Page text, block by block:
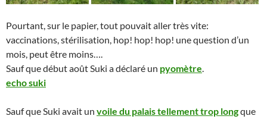
Pourtant, sur le papier, tout pouvait aller très vite:
vaccinations, stérilisation, hop! hop! hop! une question d’un
mois, peut être moins….
Sauf que début août Suki a déclaré un pyomètre.
echo suki
Sauf que Suki avait un voile du palais tellement trop longque